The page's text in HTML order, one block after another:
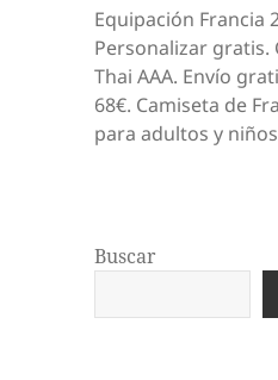
Equipación Francia
Personalizar gratis.
Thai AAA. Envío
68€. Camiseta de
para adultos y
Buscar